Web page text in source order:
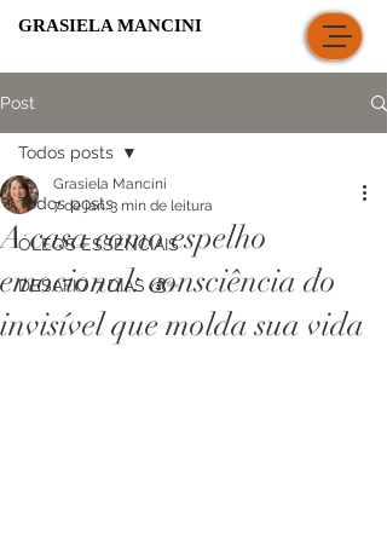
GRASIELA MANCINI
Post
Todos posts
ÓLEOS ESSENCIAIS
DESAFIO 7 DIAS 💰✨
Todos posts
A casa como espelho
emocional: consciência do
invisível que molda sua vida
Grasiela Mancini
7 de jan.3 min de leitura